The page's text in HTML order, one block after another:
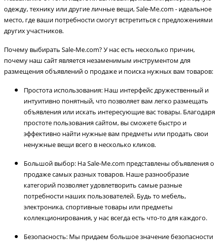
одежду, технику или другие личные вещи, Sale-Me.com - идеальное
место, где ваши потребности смогут встретиться с предложениями
других участников.
Почему выбирать Sale-Me.com? У нас есть несколько причин,
почему наш сайт является незаменимым инструментом для
размещения объявлений о продаже и поиска нужных вам товаров:
Простота использования: Наш интерфейс дружественный и
интуитивно понятный, что позволяет вам легко размещать
объявления или искать интересующие вас товары. Благодаря
простоте пользования сайтом, вы сможете быстро и
эффективно найти нужные вам предметы или продать свои
ненужные вещи всего в несколько кликов.
Большой выбор: На Sale-Me.com представлены объявления о
продаже самых разных товаров. Наше разнообразие
категорий позволяет удовлетворить самые разные
потребности наших пользователей. Будь то мебель,
электроника, спортивные товары или предметы
коллекционирования, у нас всегда есть что-то для каждого.
Безопасность: Мы придаем большое значение безопасности